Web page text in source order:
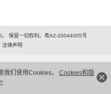
我们使用Cookies。 Cookies和隐
保留一切权利。粤A2-20044005号
法律声明